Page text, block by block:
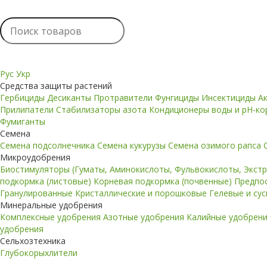
Рус Укр
Средства защиты растений
Гербициды Десиканты Протравители Фунгициды Инсектициды
Прилипатели Стабилизаторы азота Кондиционеры воды и pH-
Фумиганты
Семена
Семена подсолнечника Семена кукурузы Семена озимого рапса
Микроудобрения
Биостимуляторы (Гуматы, Аминокислоты, Фульвокислоты,
подкормка (листовые) Корневая подкормка (почвенные)
Гранулированные Кристаллические и порошковые Гелевые и
Минеральные удобрения
Комплексные удобрения Азотные удобрения Калийные
удобрения
Сельхозтехника
Глубокорыхлители